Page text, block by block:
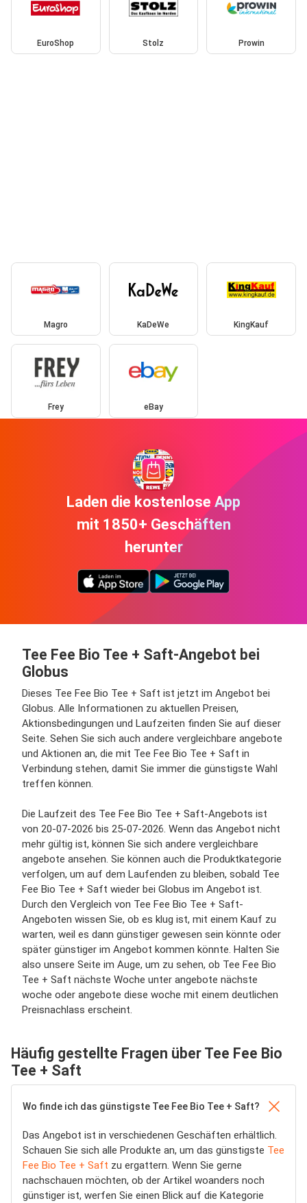
EuroShop Stolz Prowin
Magro KaDeWe KingKauf
Frey eBay
Laden die kostenlose App
mit 1850+ Geschäften
herunter
Tee Fee Bio Tee + Saft-Angebot bei
Globus
Dieses Tee Fee Bio Tee + Saft ist jetzt im Angebot bei
Globus. Alle Informationen zu aktuellen Preisen,
Aktionsbedingungen und Laufzeiten finden Sie auf dieser
Seite. Sehen Sie sich auch andere vergleichbare angebote
und Aktionen an, die mit Tee Fee Bio Tee + Saft in
Verbindung stehen, damit Sie immer die günstigste Wahl
treffen können.
Die Laufzeit des Tee Fee Bio Tee + Saft-Angebots ist
von 20-07-2026 bis 25-07-2026. Wenn das Angebot nicht
mehr gültig ist, können Sie sich andere vergleichbare
angebote ansehen. Sie können auch die Produktkategorie
verfolgen, um auf dem Laufenden zu bleiben, sobald Tee
Fee Bio Tee + Saft wieder bei Globus im Angebot ist.
Durch den Vergleich von Tee Fee Bio Tee + Saft-
Angeboten wissen Sie, ob es klug ist, mit einem Kauf zu
warten, weil es dann günstiger gewesen sein könnte oder
später günstiger im Angebot kommen könnte. Halten Sie
also unsere Seite im Auge, um zu sehen, ob Tee Fee Bio
Tee + Saft nächste Woche unter angebote nächste
woche oder angebote diese woche mit einem deutlichen
Preisnachlass erscheint.
Häufig gestellte Fragen über Tee Fee Bio
Tee + Saft
Wo finde ich das günstigste Tee Fee Bio Tee + Saft?
Das Angebot ist in verschiedenen Geschäften erhältlich.
Schauen Sie sich alle Produkte an, um das günstigste Tee
Fee Bio Tee + Saft zu ergattern. Wenn Sie gerne
nachschauen möchten, ob der Artikel woanders noch
günstiger ist, werfen Sie einen Blick auf die Kategorie